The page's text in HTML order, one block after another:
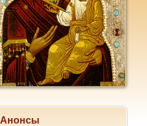
Анонсы